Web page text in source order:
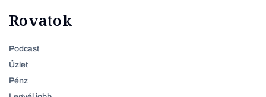
Rovatok
Podcast
Üzlet
Pénz